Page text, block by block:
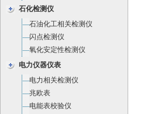
石化检测仪
石油化工相关检测仪
闪点检测仪
氧化安定性检测仪
电力仪器仪表
电力相关检测仪
兆欧表
电能表校验仪